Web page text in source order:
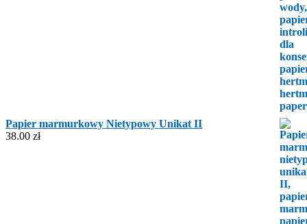
Papier marmurkowy Nietypowy Unikat II
38.00 zł